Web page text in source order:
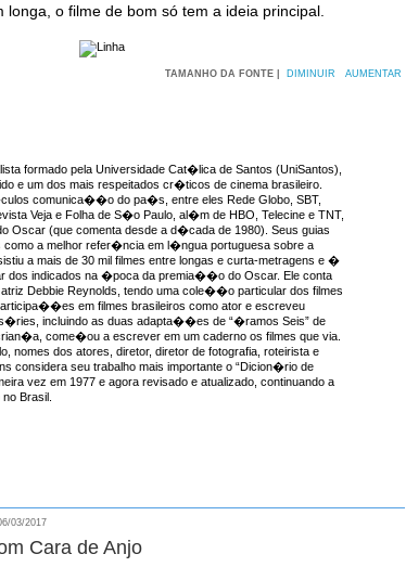
o filme de bom só tem a ideia principal.
TAMANHO DA FONTE | DIMINUIR AUMENTAR
formado pela Universidade Cat�lica de Santos (UniSantos),
e um dos mais respeitados cr�ticos de cinema brasileiro.
comunica��o do pa�s, entre eles Rede Globo, SBT,
Veja e Folha de S�o Paulo, al�m de HBO, Telecine e TNT,
Oscar (que comenta desde a d�cada de 1980). Seus guias
a melhor refer�ncia em l�ngua portuguesa sobre a
a mais de 30 mil filmes entre longas e curta-metragens e �
dos indicados na �poca da premia��o do Oscar. Ele conta
Debbie Reynolds, tendo uma cole��o particular dos filmes
em filmes brasileiros como ator e escreveu
incluindo as duas adapta��es de “�ramos Seis” de
come�ou a escrever em um caderno os filmes que via.
nomes dos atores, diretor, diretor de fotografia, roteirista e
considera seu trabalho mais importante o “Dicion�rio de
vez em 1977 e agora revisado e atualizado, continuando a
Brasil.
03/2017
Cara de Anjo